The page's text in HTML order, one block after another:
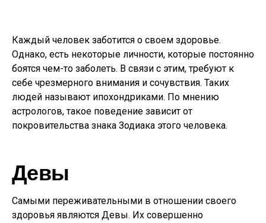
Каждый человек заботится о своем здоровье.
Однако, есть некоторые личности, которые постоянно
боятся чем-то заболеть. В связи с этим, требуют к
себе чрезмерного внимания и сочувствия. Таких
людей называют ипохондриками. По мнению
астрологов, такое поведение зависит от
покровительства знака Зодиака этого человека.
Девы
Самыми переживательными в отношении своего
здоровья являются Девы. Их совершенно